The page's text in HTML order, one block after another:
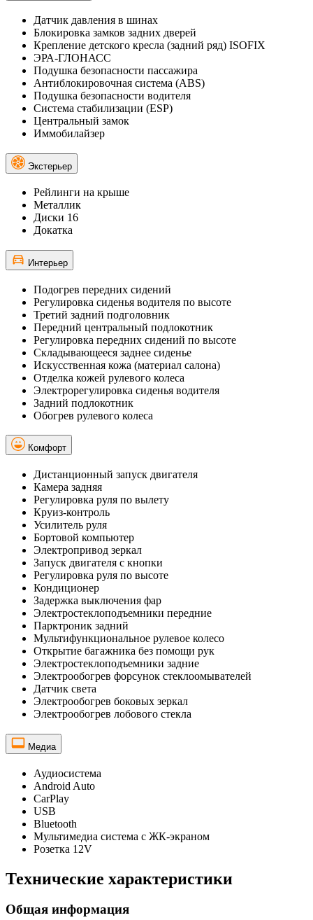
Датчик давления в шинах
Блокировка замков задних дверей
Крепление детского кресла (задний ряд) ISOFIX
ЭРА-ГЛОНАСС
Подушка безопасности пассажира
Антиблокировочная система (ABS)
Подушка безопасности водителя
Система стабилизации (ESP)
Центральный замок
Иммобилайзер
Экстерьер
Рейлинги на крыше
Металлик
Диски 16
Докатка
Интерьер
Подогрев передних сидений
Регулировка сиденья водителя по высоте
Третий задний подголовник
Передний центральный подлокотник
Регулировка передних сидений по высоте
Складывающееся заднее сиденье
Искусственная кожа (материал салона)
Отделка кожей рулевого колеса
Электрорегулировка сиденья водителя
Задний подлокотник
Обогрев рулевого колеса
Комфорт
Дистанционный запуск двигателя
Камера задняя
Регулировка руля по вылету
Круиз-контроль
Усилитель руля
Бортовой компьютер
Электропривод зеркал
Запуск двигателя с кнопки
Регулировка руля по высоте
Кондиционер
Задержка выключения фар
Электростеклоподъемники передние
Парктроник задний
Мультифункциональное рулевое колесо
Открытие багажника без помощи рук
Электростеклоподъемники задние
Электрообогрев форсунок стеклоомывателей
Датчик света
Электрообогрев боковых зеркал
Электрообогрев лобового стекла
Медиа
Аудиосистема
Android Auto
CarPlay
USB
Bluetooth
Мультимедиа система с ЖК-экраном
Розетка 12V
Технические характеристики
Общая информация